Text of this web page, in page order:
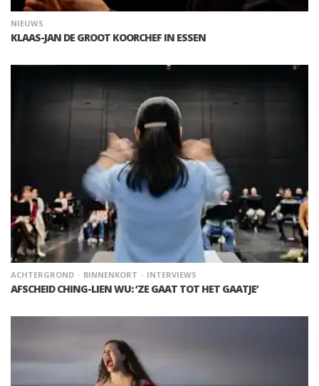
NIEUWS
KLAAS-JAN DE GROOT KOORCHEF IN ESSEN
ACHTERGROND BINNENKORT INTERVIEWS
AFSCHEID CHING-LIEN WU: ‘ZE GAAT TOT HET GAATJE’